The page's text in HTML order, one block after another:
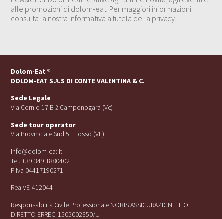
alle promozioni di dolom-eat. Per maggiori informazioni
consulta la nostra Informativa a tutela della privacy.
Dolom-Eat ®
DOLOM-EAT S.A.S DI CONTE VALENTINA & C.
Sede Legale
Via Cornio 17 B 2 Camponogara (Ve)
Sede tour operator
Via Provinciale Sud 51 Fossó (VE)
info@dolom-eat.it
Tel. +39 349 1880402
P.iva 04417190271
Rea VE-412044
Responsabilità Civile Professionale NOBIS ASSICURAZIONI FILO
DIRETTO ERRECI 1505002350/U